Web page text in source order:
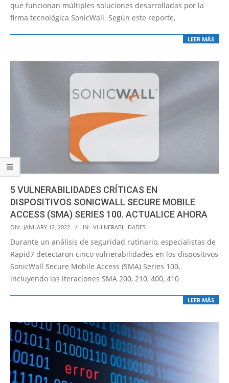
que funcionan múltiples soluciones desarrolladas por la
firma tecnológica SonicWall. Según este reporte,
LEER MÁS
5 VULNERABILIDADES CRÍTICAS EN
DISPOSITIVOS SONICWALL SECURE MOBILE
ACCESS (SMA) SERIES 100. ACTUALICE AHORA
2022-
01-
12
ON: JANUARY 12, 2022 IN: VULNERABILIDADES
Durante un análisis de seguridad rutinario, especialistas de
Rapid7 detectaron cinco vulnerabilidades en los dispositivos
SonicWall Secure Mobile Access (SMA) Series 100,
incluyendo las iteraciones SMA 200, 210, 400, 410
LEER MÁS